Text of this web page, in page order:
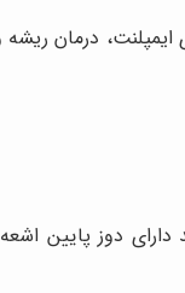
ایمپلنت، درمان
دارای دوز پایین